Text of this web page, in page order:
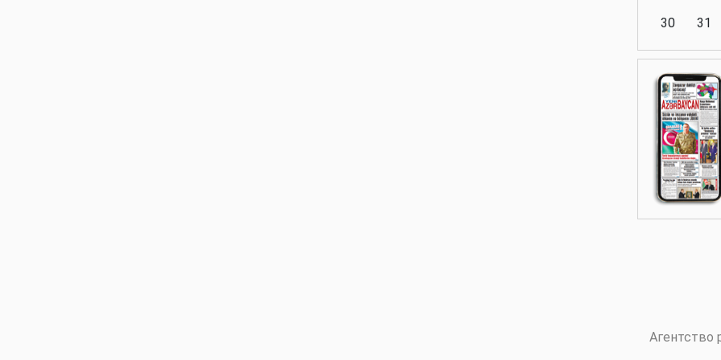
Аналитика
Аналитика
30
31
Агентство